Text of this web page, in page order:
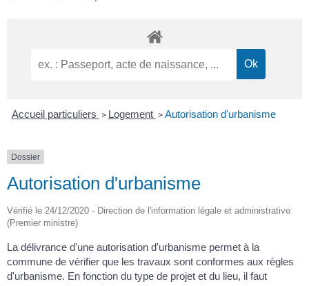
Accueil particuliers > Logement > Autorisation d'urbanisme
Dossier
Autorisation d'urbanisme
Vérifié le 24/12/2020 - Direction de l'information légale et administrative
(Premier ministre)
La délivrance d'une autorisation d'urbanisme permet à la
commune de vérifier que les travaux sont conformes aux règles
d'urbanisme. En fonction du type de projet et du lieu, il faut